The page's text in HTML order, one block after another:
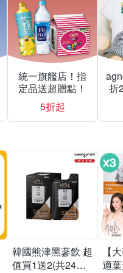
統一旗艦店！指
定品送超贈點！
5折起
折
韓國熊津黑蔘飲 超
值買1送2(共24入
【
適